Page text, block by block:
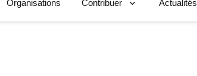
Organisations Contribuer Actualités